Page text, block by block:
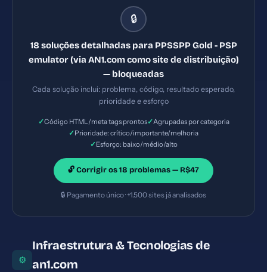
malicioso. — Solução #2: X-Frame-Options ausente
— Prioridade: Crítica — Esforço: Baixo — Seu site
(clickjacking). — Solução #6: Title com 65
caracteres (ideal: 30-60) — Prioridade: Importante
— Esforço: Baixo
🔒
18 soluções detalhadas para PPSSPP Gold - PSP
emulator (via AN1.com como site de distribuição)
— bloqueadas
Cada solução inclui: problema, código, resultado esperado,
prioridade e esforço
✓Código HTML/meta tags prontos✓Agrupadas por categoria
✓Prioridade: crítico/importante/melhoria
✓Esforço: baixo/médio/alto
🔓 Corrigir os 18 problemas — R$47
🔒 Pagamento único · +1.500 sites já analisados
⚙
Infraestrutura & Tecnologias de
an1.com